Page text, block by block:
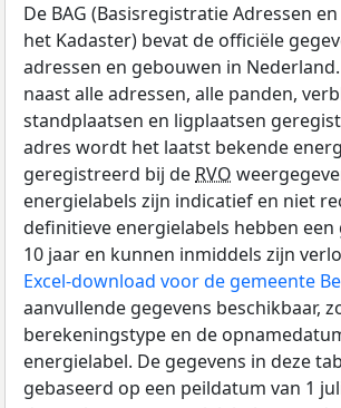
De BAG (Basisregistratie Adressen
het Kadaster) bevat de officiële
adressen en gebouwen in
naast alle adressen, alle panden,
standplaatsen en ligplaatsen
adres wordt het laatst bekende
geregistreerd bij de RVO
energielabels zijn indicatief en niet
definitieve energielabels hebben een
10 jaar en kunnen inmiddels zijn
Excel-download voor de gemeente
aanvullende gegevens beschikbaar,
berekeningstype en de
energielabel. De gegevens in deze
gebaseerd op een peildatum van 1